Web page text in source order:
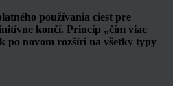
používania ciest pre
končí. Princíp „čím viac
po novom rozšíri na všetky typy